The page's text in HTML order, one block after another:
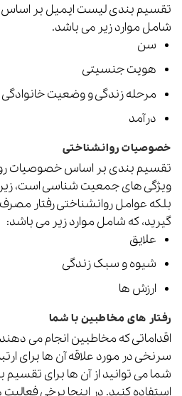
تقسیم بندی لیست ایمیل بر اساس
شامل موارد زیر می باشد.
سن
هویت جنسیتی
مرحله زندگی و وضعیت خانوادگی
درآمد
خصوصیات روانشناختی
تقسیم بندی بر اساس خصوصیات
ویژگی های جمعیت شناسی است،
بلکه عوامل روانشناختی رفتار
گیرید، که شامل موارد زیر می باشد:
علایق
شیوه و سبک زندگی
ارزش ها
رفتار های مخاطبین با شما
اقداماتی که مخاطبین انجام می
سرنخی در مورد علاقه آن ها برای
شما می توانید از آن ها برای
استفاده کنید. در اینجا برخی